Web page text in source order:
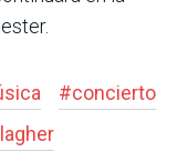
#concierto